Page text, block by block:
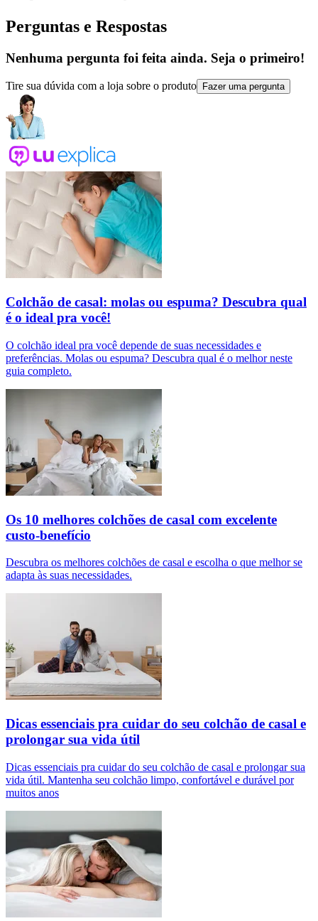
Perguntas e Respostas
Nenhuma pergunta foi feita ainda. Seja o primeiro!
Tire sua dúvida com a loja sobre o produto Fazer uma pergunta
Colchão de casal: molas ou espuma? Descubra qual
é o ideal pra você!
O colchão ideal pra você depende de suas necessidades e
preferências. Molas ou espuma? Descubra qual é o melhor neste
guia completo.
Os 10 melhores colchões de casal com excelente
custo-benefício
Descubra os melhores colchões de casal e escolha o que melhor se
adapta às suas necessidades.
Dicas essenciais pra cuidar do seu colchão de casal e
prolongar sua vida útil
Dicas essenciais pra cuidar do seu colchão de casal e prolongar sua
vida útil. Mantenha seu colchão limpo, confortável e durável por
muitos anos